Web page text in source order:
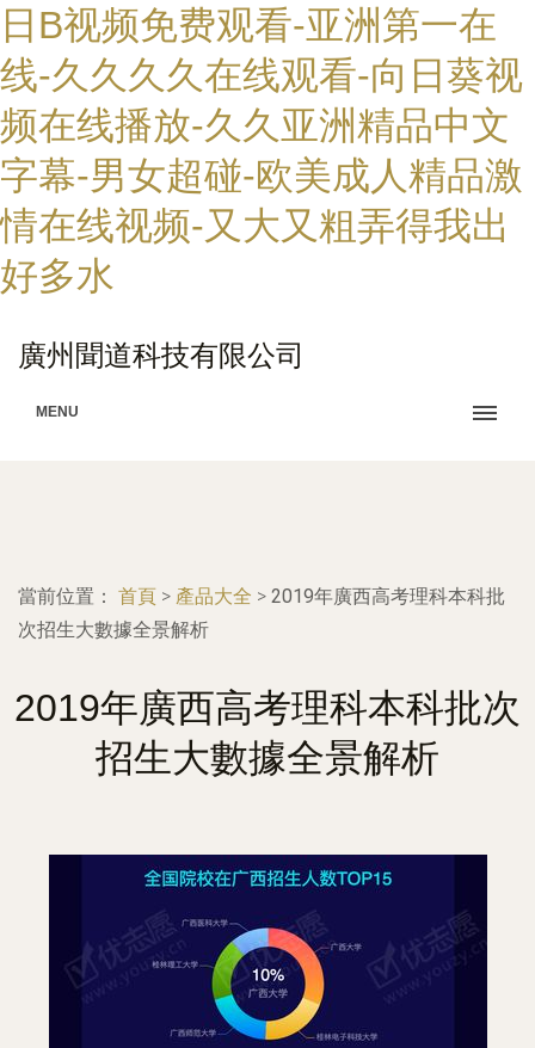
日B视频免费观看-亚洲第一在
线-久久久久在线观看-向日葵视
频在线播放-久久亚洲精品中文
字幕-男女超碰-欧美成人精品激
情在线视频-又大又粗弄得我出
好多水
廣州聞道科技有限公司
MENU
當前位置： 首頁 > 產品大全 > 2019年廣西高考理科本科批
次招生大數據全景解析
2019年廣西高考理科本科批次
招生大數據全景解析